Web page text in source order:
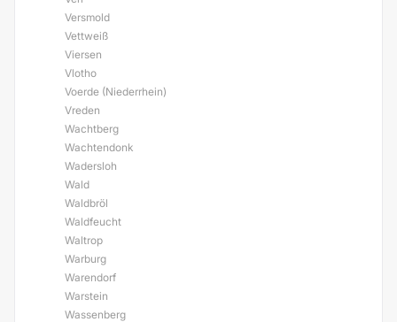
Versmold
Vettweiß
Viersen
Vlotho
Voerde (Niederrhein)
Vreden
Wachtberg
Wachtendonk
Wadersloh
Wald
Waldbröl
Waldfeucht
Waltrop
Warburg
Warendorf
Warstein
Wassenberg